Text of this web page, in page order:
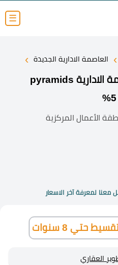
☰
› العاصمة الادارية الجديدة ›
بيراميدز بيزنس تاور العاصمة الادارية pyramids
الأعمال المركزية
معنا لمعرفة آخر الاسعار
العقاري